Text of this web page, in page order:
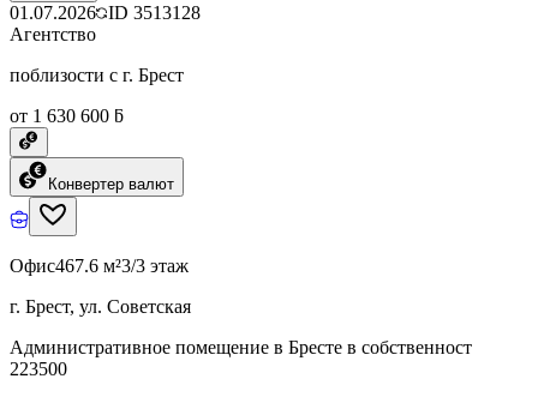
01.07.2026 ID 3513128
Агентство
поблизости с г. Брест
от 1 630 600 ƃ
Конвертер валют
Офис467.6 м²3/3 этаж
г. Брест, ул. Советская
Административное помещение в Бресте в собственност
223500